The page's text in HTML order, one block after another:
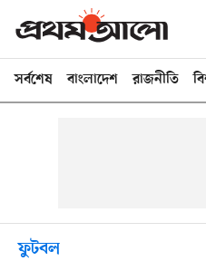
সর্বশেষ বাংলাদেশ রাজনীতি
ফুটবল